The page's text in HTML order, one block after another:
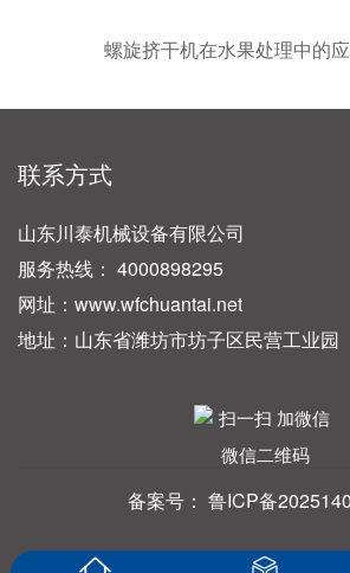
螺旋挤干机在水果处理中的
联系方式
山东川泰机械设备有限公司
服务热线： 4000898295
网址：www.wfchuantai.net
地址：山东省潍坊市坊子区民营工业园
微信二维码
备案号： 鲁ICP备